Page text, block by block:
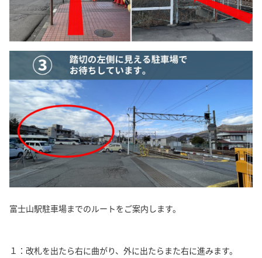
富士山駅駐車場までのルートをご案内します。
１：改札を出たら右に曲がり、外に出たらまた右に進みます。